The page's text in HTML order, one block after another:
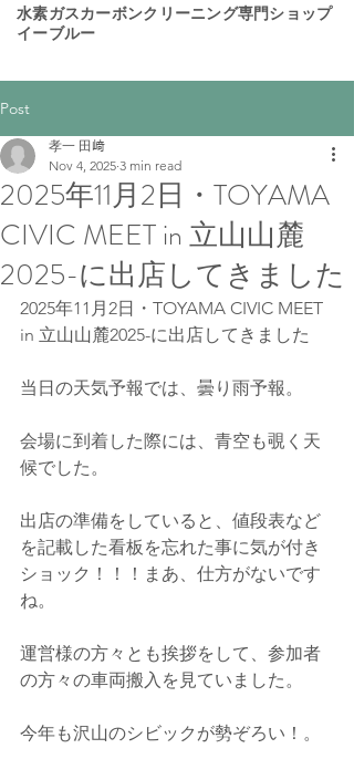
​水素ガスカーボンクリーニング専門ショップ
イーブルー
Post
2025年11月2日・TOYAMA
CIVIC MEET in 立山山麓
2025-に出店してきました
孝一 田﨑
Nov 4, 2025 3 min read
2025年11月2日・TOYAMA CIVIC MEET
in 立山山麓2025-に出店してきました
当日の天気予報では、曇り雨予報。
会場に到着した際には、青空も覗く天
候でした。
出店の準備をしていると、値段表など
を記載した看板を忘れた事に気が付き
ショック！！！まあ、仕方がないです
ね。
運営様の方々とも挨拶をして、参加者
の方々の車両搬入を見ていました。
今年も沢山のシビックが勢ぞろい！。